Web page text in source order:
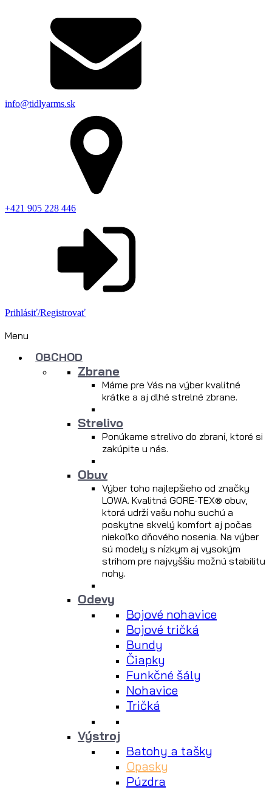
info@tidlyarms.sk
+421 905 228 446
Prihlásiť/Registrovať
Menu
OBCHOD
Zbrane
Máme pre Vás na výber kvalitné
krátke a aj dlhé strelné zbrane.
Strelivo
Ponúkame strelivo do zbraní, ktoré si
zakúpite u nás.
Obuv
Výber toho najlepšieho od značky
LOWA. Kvalitná GORE-TEX® obuv,
ktorá udrží vašu nohu suchú a
poskytne skvelý komfort aj počas
niekoľko dňového nosenia. Na výber
sú modely s nízkym aj vysokým
strihom pre najvyššiu možnú stabilitu
nohy.
Odevy
Bojové nohavice
Bojové tričká
Bundy
Čiapky
Funkčné šály
Nohavice
Tričká
Výstroj
Batohy a tašky
Opasky
Púzdra